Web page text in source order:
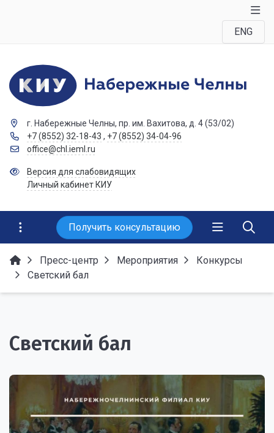
ENG
г. Набережные Челны, пр. им. Вахитова, д. 4 (53/02)
+7 (8552) 32-18-43 , +7 (8552) 34-04-96
office@chl.ieml.ru
Версия для слабовидящих
Личный кабинет КИУ
Получить консультацию
Пресс-центр Мероприятия
Конкурсы
Светский бал
Светский бал